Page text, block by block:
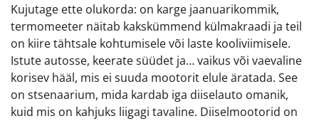
Kujutage ette olukorda: on karge jaanuarikommik,
termomeeter näitab kakskümmend külmakraadi ja teil
on kiire tähtsale kohtumisele või laste kooliviimisele.
Istute autosse, keerate süüdet ja… vaikus või vaevaline
korisev hääl, mis ei suuda mootorit elule äratada. See
on stsenaarium, mida kardab iga diiselauto omanik,
kuid mis on kahjuks liigagi tavaline. Diiselmootorid on